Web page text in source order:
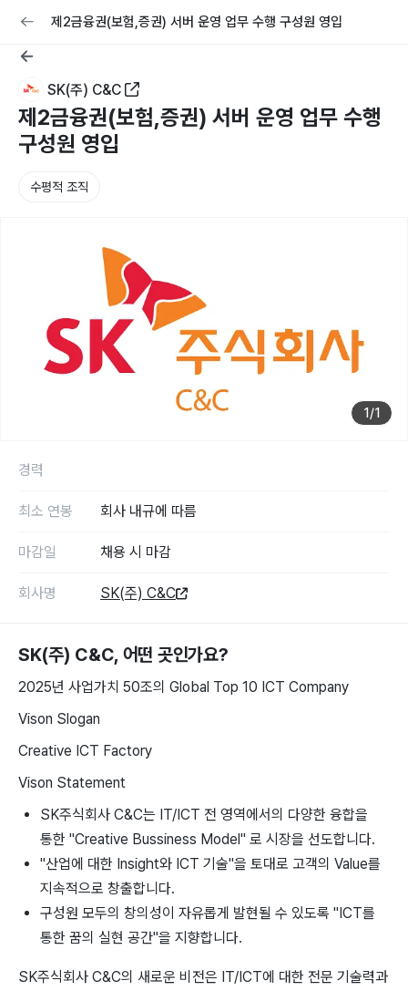
교육 커리어 채용공고 올리기
제2금융권(보험,증권) 서버 운영 업무 수행 구성원 영입
SK(주) C&C
제2금융권(보험,증권) 서버 운영 업무 수행
구성원 영입
수평적 조직
1 /1
SK(주) C&C, 어떤 곳인가요?
2025년 사업가치 50조의 Global Top 10 ICT Company
Vison Slogan
Creative ICT Factory
Vison Statement
SK주식회사 C&C는 IT/ICT 전 영역에서의 다양한 융합을
통한 "Creative Bussiness Model" 로 시장을 선도합니다.
"산업에 대한 Insight와 ICT 기술"을 토대로 고객의 Value를
지속적으로 창출합니다.
구성원 모두의 창의성이 자유롭게 발현될 수 있도록 "ICT를
통한 꿈의 실현 공간"을 지향합니다.
SK주식회사 C&C의 새로운 비전은 IT/ICT에 대한 전문 기술력과
경력
최소 연봉 회사 내규에 따름
마감일 채용 시 마감
회사명 SK(주) C&C